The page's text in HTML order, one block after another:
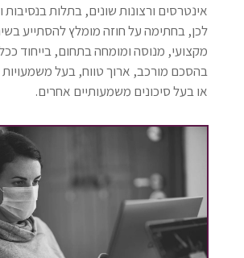
אינטרסים ורצונות שונים, בתלות בנסיבות
לכן, בחתימה על חוזה מומלץ להסתייע
מקצועי, מנוסה ומומחה בתחום, בייחוד
בהסכם מורכב, ארוך טווח, בעל משמעויות
או בעל סיכונים משמעותיים אחרים.